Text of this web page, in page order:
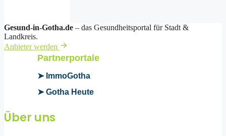
Gesund-in-Gotha.de – das Gesundheitsportal für Stadt &
Landkreis.
Anbieter werden
Partnerportale
➤ ImmoGotha
➤ Gotha Heute
Über uns